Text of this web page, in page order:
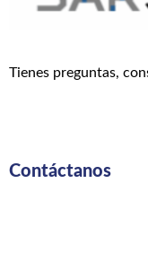
Tienes preguntas,
Contáctanos